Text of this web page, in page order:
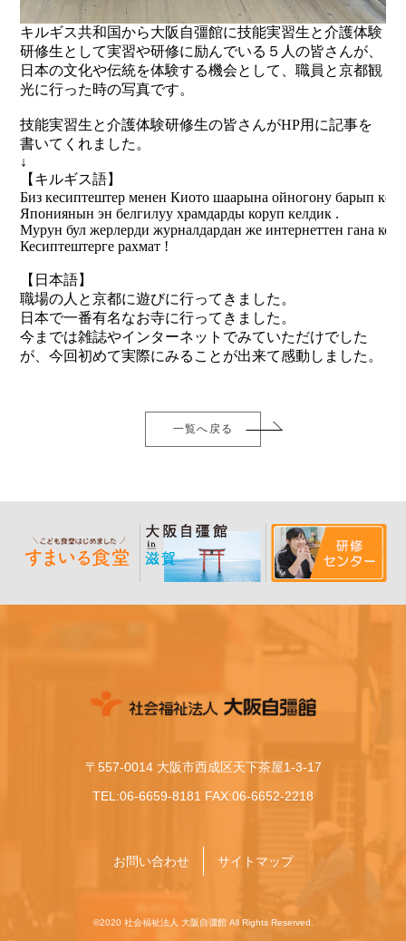
キルギス共和国から大阪自彊館に技能実習生と介護体験
研修生として実習や研修に励んでいる５人の皆さんが、
日本の文化や伝統を体験する機会として、職員と京都観
光に行った時の写真です。
技能実習生と介護体験研修生の皆さんがHP用に記事を
書いてくれました。
↓
【キルギス語】
Биз кесиптештер менен Киото шаарына ойногону барып
Япониянын эн белгилуу храмдарды коруп келдик .
Мурун бул жерлерди журналдардан же интернеттен гана
Кесиптештерге рахмат !
【日本語】
職場の人と京都に遊びに行ってきました。
日本で一番有名なお寺に行ってきました。
今までは雑誌やインターネットでみていただけでした
が、今回初めて実際にみることが出来て感動しました。
一覧へ戻る
〒557-0014 大阪市西成区天下茶屋1-3-17
TEL:06-6659-8181 FAX:06-6652-2218
お問い合わせ サイトマップ
©2020 社会福祉法人 大阪自彊館 All Rights Reserved.